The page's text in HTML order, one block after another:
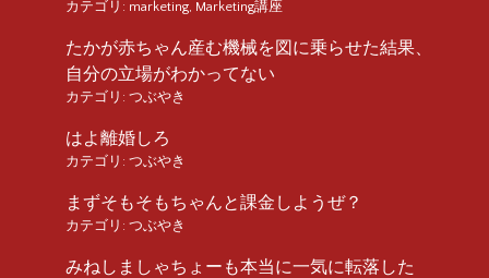
カテゴリ: marketing Marketing講座
たかが赤ちゃん産む機械を図に乗らせた結果、
自分の立場がわかってない
カテゴリ: つぶやき
はよ離婚しろ
カテゴリ: つぶやき
まずそもそもちゃんと課金しようぜ？
カテゴリ: つぶやき
みねしましゃちょーも本当に一気に転落した